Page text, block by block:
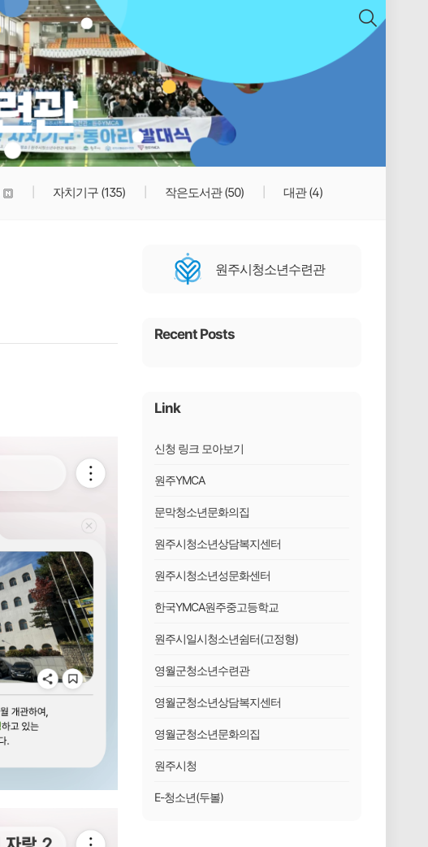
자치기구 (135) 작은도서관(50) 대관(4)
원주시청소년수련관
Recent Posts
Link
신청 링크 모아보기
원주YMCA
문막청소년문화의집
원주시청소년상담복지센터
원주시청소년성문화센터
한국YMCA원주중고등학교
원주시일시청소년쉼터(고정형)
영월군청소년수련관
영월군청소년상담복지센터
영월군청소년문화의집
원주시청
E-청소년(두볼)